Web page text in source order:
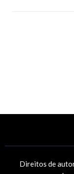
Direitos de